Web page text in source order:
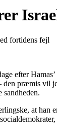
efter
den præmis
at